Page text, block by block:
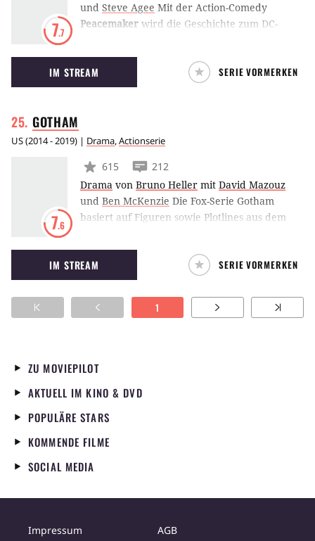
7.7
und Steve Agee Mit der Action-Comedy
Peacemaker wird die Geschichte zum DC-
weitererzählt. John Cena übernimmt auch
hier die Rolle des Peacemaker, der Frieden
um jeden Preis erlangen will und dafür sogar
IM STREAM SERIE VORMERKEN
GOTHAM
US(2014 - 2019) | Drama,Actionserie
7.6
615
212
Drama von Bruno Heller mit David Mazouz
und Ben McKenzie Die Fox-Serie Gotham
basiert auf Figuren sowie Plotlines aus dem
Hauptaugenmerk auf das Schicksal von
Commissioner James Gordon, verkörpert von
Ben McKenzie. Folglich setzt die Handlung vor
den klassischen Batman-Geschichten ein und
erzählt viel mehr die Origin-Story einer Stadt,
IM STREAM SERIE VORMERKEN
1
ZU MOVIEPILOT
AKTUELL IM KINO & DVD
POPULÄRE STARS
KOMMENDE FILME
SOCIAL MEDIA
Impressum AGB